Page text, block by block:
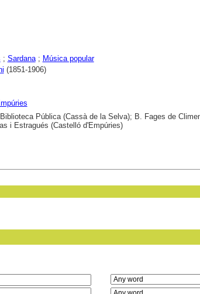
; Sardana; Música popular
(1851-1906)
Pública (Cassà de la Selva); B. Fages de
i Estragués (Castelló d'Empúries)